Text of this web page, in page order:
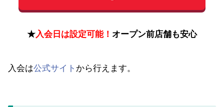
★入会日は設定可能！ オープン前店舗も安心
入会は公式サイト から行えます。